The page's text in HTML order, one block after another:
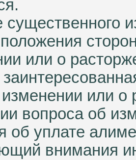
существенного
или о
или о
вопроса об
об уплате
внимания